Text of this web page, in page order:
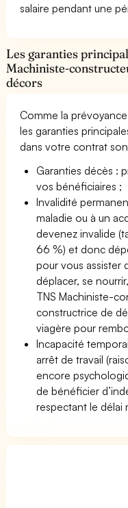
salaire pendant une
Les garanties
Machiniste-
décors
Comme la
les garanties
dans votre contrat
Garanties décès :
vos bénéficiaires ;
Invalidité
maladie ou à un
devenez invalide
66 %) et donc
pour vous assister
déplacer, se
TNS Machiniste-
constructrice de
viagère pour
Incapacité
arrêt de travail
encore
de bénéficier
respectant le délai